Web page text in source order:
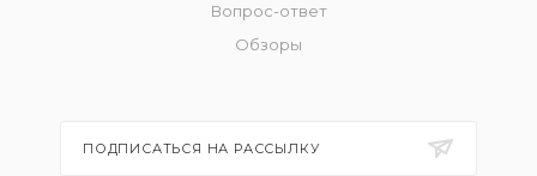
Вопрос-ответ
Обзоры
ПОДПИСАТЬСЯ НА РАССЫЛКУ